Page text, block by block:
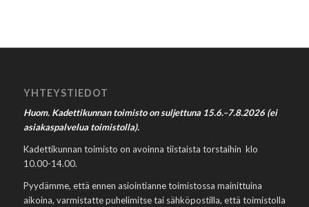
YHTEYSTIEDOT
Huom. Kadettikunnan toimisto on suljettuna 15.6.–7.8.2026 (ei
asiakaspalvelua toimistolla).
Kadettikunnan toimisto on avoinna tiistaista torstaihin klo
10.00-14.00.
Pyydämme, että ennen asiointianne toimistossa mainittuina
aikoina, varmistatte puhelimitse tai sähköpostilla, että toimistolla